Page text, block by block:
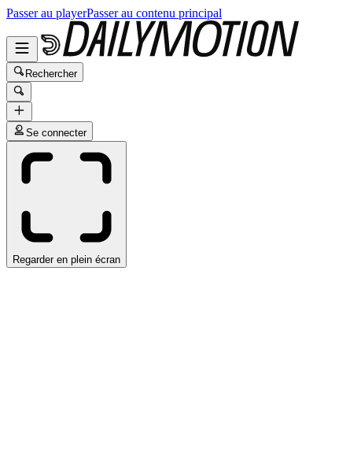
Passer au playerPasser au contenu principal
Rechercher
Se connecter
Regarder en plein écran